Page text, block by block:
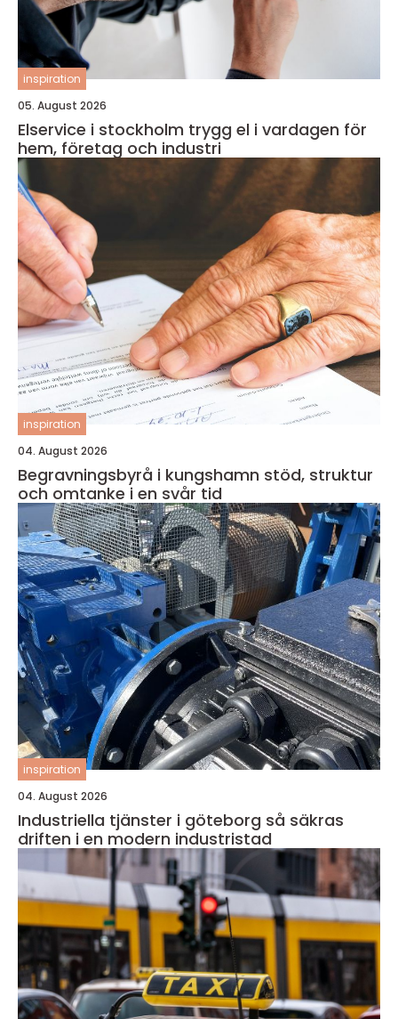
inspiration
05. August 2026
Elservice i stockholm trygg el i vardagen för
hem, företag och industri
inspiration
04. August 2026
Begravningsbyrå i kungshamn stöd, struktur
och omtanke i en svår tid
inspiration
04. August 2026
Industriella tjänster i göteborg så säkras
driften i en modern industristad